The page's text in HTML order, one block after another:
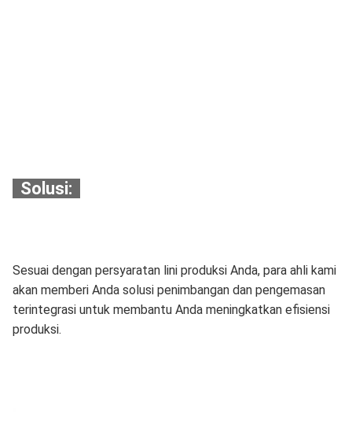
Solusi:
Sesuai dengan persyaratan lini produksi Anda, para ahli kami
akan memberi Anda solusi penimbangan dan pengemasan
terintegrasi untuk membantu Anda meningkatkan efisiensi
produksi.